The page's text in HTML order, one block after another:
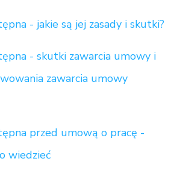
- jakie są jej zasady i skutki?
- skutki zawarcia umowy i
zawarcia umowy
przed umową o pracę -
wiedzieć